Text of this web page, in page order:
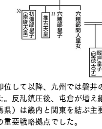
して以降、九州では磐井
反乱鎮圧後、屯倉が増え
）は畿内と関東を結ぶ主
要戦略拠点でした。